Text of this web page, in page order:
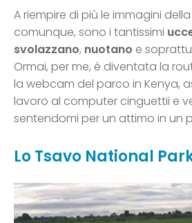
A riempire di più le immagini
comunque, sono i tantissimi
svolazzano, nuotano e
Ormai, per me, è diventata la
la webcam del parco in Kenya,
lavoro al computer cinguettii e
sentendomi per un attimo in un
Lo Tsavo National